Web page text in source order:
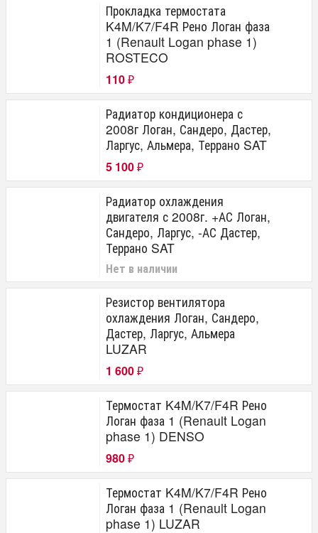
Прокладка термостата
K4M/K7/F4R Рено Логан фаза
1 (Renault Logan phase 1)
ROSTECO
110 ₽
Радиатор кондиционера с
2008г Логан, Сандеро, Дастер,
Ларгус, Альмера, Террано SAT
5 100 ₽
Радиатор охлаждения
двигателя с 2008г. +АС Логан,
Сандеро, Ларгус, -АС Дастер,
Террано SAT
Нет в наличии
Резистор вентилятора
охлаждения Логан, Сандеро,
Дастер, Ларгус, Альмера
LUZAR
1 600 ₽
Термостат K4M/K7/F4R Рено
Логан фаза 1 (Renault Logan
phase 1) DENSO
980 ₽
Термостат K4M/K7/F4R Рено
Логан фаза 1 (Renault Logan
phase 1) LUZAR